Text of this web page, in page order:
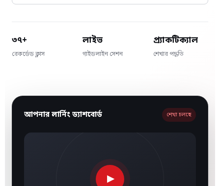
৩৭+
রেকর্ডেড ক্লাস
লাইভ
গাইডলাইন সেশন
প্র্যাকটিক্যাল
শেখার পদ্ধতি
আপনার লার্নিং ড্যাশবোর্ড শেখা চলছে
▶